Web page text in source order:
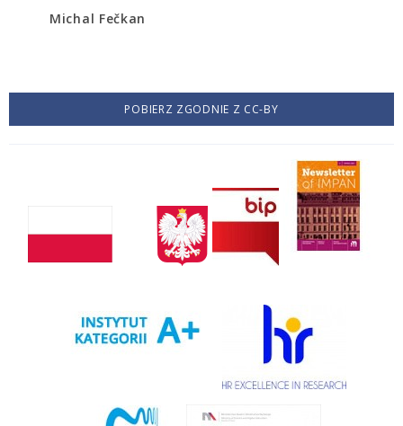
Michal Fečkan
POBIERZ ZGODNIE Z CC-BY